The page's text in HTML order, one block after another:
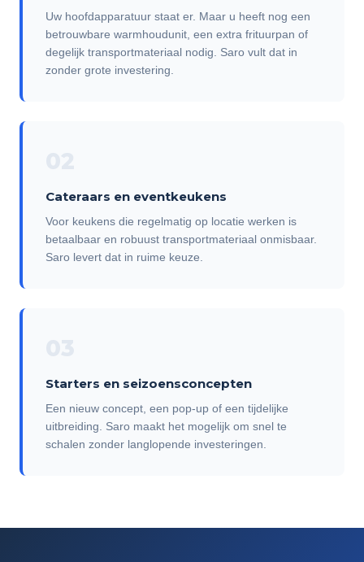
Uw hoofdapparatuur staat er. Maar u heeft nog een
betrouwbare warmhoudunit, een extra frituurpan of
degelijk transportmateriaal nodig. Saro vult dat in
zonder grote investering.
Cateraars en eventkeukens
Voor keukens die regelmatig op locatie werken is
betaalbaar en robuust transportmateriaal onmisbaar.
Saro levert dat in ruime keuze.
Starters en seizoensconcepten
Een nieuw concept, een pop-up of een tijdelijke
uitbreiding. Saro maakt het mogelijk om snel te
schalen zonder langlopende investeringen.